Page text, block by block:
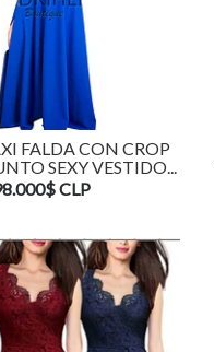
FALDA CON CROP
SEXY VESTIDO...
CLP